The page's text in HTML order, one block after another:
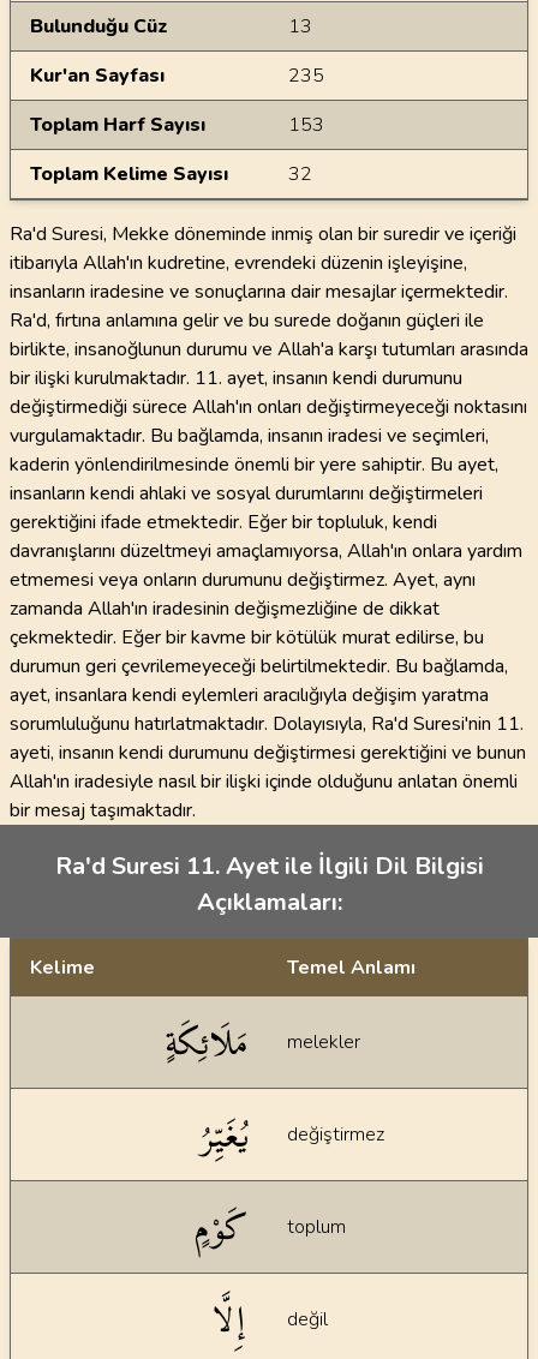
Bulunduğu Cüz
13
Kur'an Sayfası
235
Toplam Harf Sayısı
153
Toplam Kelime Sayısı
32
Ra'd Suresi, Mekke döneminde inmiş olan bir suredir ve içeriği
itibarıyla Allah'ın kudretine, evrendeki düzenin işleyişine,
insanların iradesine ve sonuçlarına dair mesajlar içermektedir.
Ra'd, fırtına anlamına gelir ve bu surede doğanın güçleri ile
birlikte, insanoğlunun durumu ve Allah'a karşı tutumları arasında
bir ilişki kurulmaktadır. 11. ayet, insanın kendi durumunu
değiştirmediği sürece Allah'ın onları değiştirmeyeceği noktasını
vurgulamaktadır. Bu bağlamda, insanın iradesi ve seçimleri,
kaderin yönlendirilmesinde önemli bir yere sahiptir. Bu ayet,
insanların kendi ahlaki ve sosyal durumlarını değiştirmeleri
gerektiğini ifade etmektedir. Eğer bir topluluk, kendi
davranışlarını düzeltmeyi amaçlamıyorsa, Allah'ın onlara yardım
etmemesi veya onların durumunu değiştirmez. Ayet, aynı
zamanda Allah'ın iradesinin değişmezliğine de dikkat
çekmektedir. Eğer bir kavme bir kötülük murat edilirse, bu
durumun geri çevrilemeyeceği belirtilmektedir. Bu bağlamda,
ayet, insanlara kendi eylemleri aracılığıyla değişim yaratma
sorumluluğunu hatırlatmaktadır. Dolayısıyla, Ra'd Suresi'nin 11.
ayeti, insanın kendi durumunu değiştirmesi gerektiğini ve bunun
Allah'ın iradesiyle nasıl bir ilişki içinde olduğunu anlatan önemli
bir mesaj taşımaktadır.
Ra'd Suresi 11. Ayet ile İlgili Dil Bilgisi
Açıklamaları:
Kelime Temel Anlamı
مَلَائِكَةٍ melekler
يُغَيِّرُ değiştirmez
كَوْمٍ toplum
إِلَّا değil